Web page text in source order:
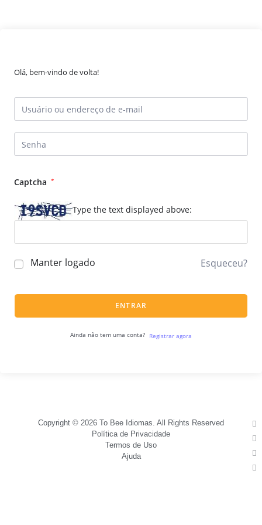
Olá, bem-vindo de volta!
Captcha *
Type the text displayed above:
Manter logado Esqueceu?
ENTRAR
Ainda não tem uma conta? Registrar agora
Copyright © 2026 To Bee Idiomas. All Rights Reserved
Política de Privacidade
Termos de Uso
Ajuda